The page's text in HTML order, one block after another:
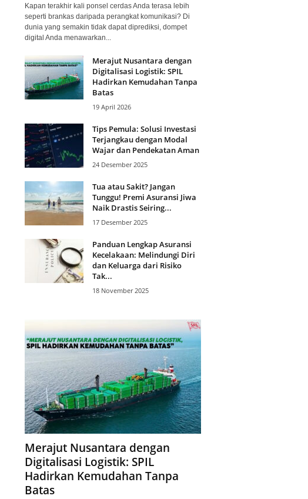
Kapan terakhir kali ponsel cerdas Anda terasa lebih
seperti brankas daripada perangkat komunikasi? Di
dunia yang semakin tidak dapat diprediksi, dompet
digital Anda menawarkan...
Merajut Nusantara dengan
Digitalisasi Logistik: SPIL
Hadirkan Kemudahan Tanpa
Batas
19 April 2026
Tips Pemula: Solusi Investasi
Terjangkau dengan Modal
Wajar dan Pendekatan Aman
24 Desember 2025
Tua atau Sakit? Jangan
Tunggu! Premi Asuransi Jiwa
Naik Drastis Seiring...
17 Desember 2025
Panduan Lengkap Asuransi
Kecelakaan: Melindungi Diri
dan Keluarga dari Risiko
Tak...
18 November 2025
Merajut Nusantara dengan
Digitalisasi Logistik: SPIL
Hadirkan Kemudahan Tanpa
Batas